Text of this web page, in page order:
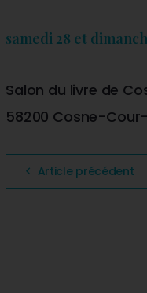
samedi 28 et
Salon du livre de
58200 Cosne-
Article précédent